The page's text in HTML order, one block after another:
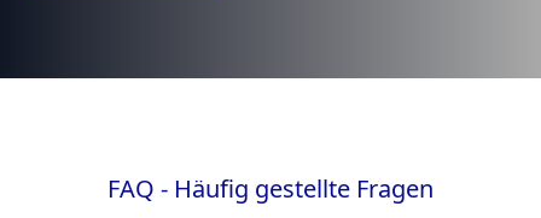
FAQ - Häufig gestellte Fragen